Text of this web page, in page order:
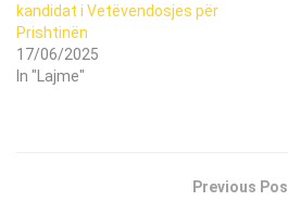
kandidat i Vetëvendosjes për
Prishtinën
17/06/2025
In "Lajme"
Previous